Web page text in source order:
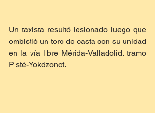
Un taxista resultó lesionado luego que
embistió un toro de casta con su unidad
en la vía libre Mérida-Valladolid, tramo
Pisté-Yokdzonot.